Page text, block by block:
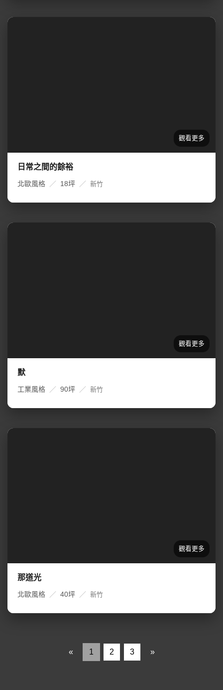
日常之間的餘裕
北歐風格 ／ 18坪 ／ 新竹
默
工業風格 ／ 90坪 ／ 新竹
那道光
北歐風格 ／ 40坪 ／ 新竹
« 1 2 3 »